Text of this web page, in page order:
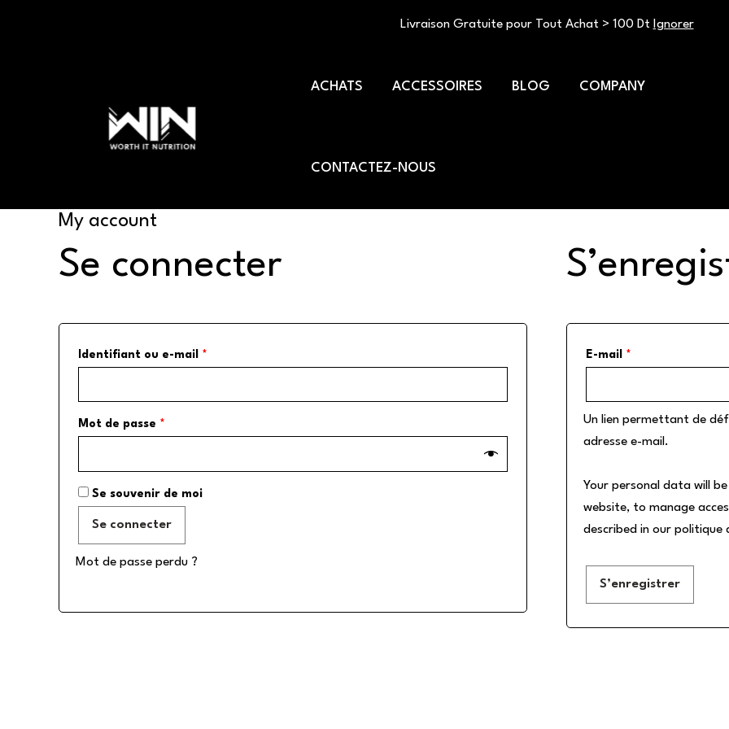
ACHATS ACCESSOIRES BLOG COMPANY
CONTACTEZ-NOUS
My account
Se connecter
Identifiant ou e-mail *
Mot de passe *
Se souvenir de moi
Se connecter
Mot de passe perdu ?
E-mail *
Un lien permettant de
adresse e-mail.
Your personal data will
website, to manage
described in our politique
S’enregistrer
Livraison Gratuite pour Tout Achat > 100 Dt Ignorer